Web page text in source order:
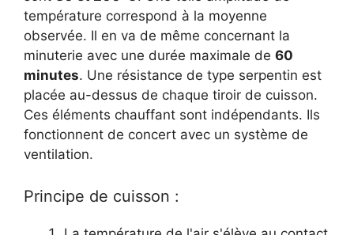
température correspond à la moyenne
observée. Il en va de même concernant la
minuterie avec une durée maximale de 60
minutes. Une résistance de type serpentin est
placée au-dessus de chaque tiroir de cuisson.
Ces éléments chauffant sont indépendants. Ils
fonctionnent de concert avec un système de
ventilation.
Principe de cuisson :